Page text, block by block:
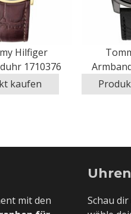
Hilfiger
1710376
kaufen
mit den
Schau